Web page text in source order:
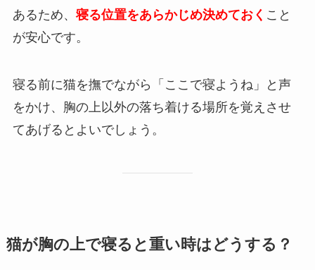
あるため、寝る位置をあらかじめ決めておく こと
が安心です。
寝る前に猫を撫でながら「ここで寝ようね」と声
をかけ、胸の上以外の落ち着ける場所を覚えさせ
てあげるとよいでしょう。
猫が胸の上で寝ると重い時はどうする？